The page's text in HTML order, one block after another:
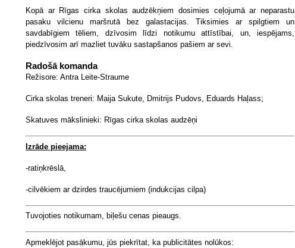
Kopā ar Rīgas cirka skolas audzēkņiem dosimies ceļojumā ar neparastu
pasaku vilcienu maršrutā bez galastacijas. Tiksimies ar spilgtiem un
savdabīgiem tēliem, dzīvosim līdzi notikumu attīstībai, un, iespējams,
piedzīvosim arī mazliet tuvāku sastapšanos pašiem ar sevi.
Radošā komanda
Režisore: Antra Leite-Straume
Cirka skolas treneri: Maija Sukute, Dmitrijs Pudovs, Eduards Haļass;
Skatuves mākslinieki: Rīgas cirka skolas audzēņi
Izrāde pieejama:
-ratiņkrēslā,
-cilvēkiem ar dzirdes traucējumiem (indukcijas cilpa)
Tuvojoties notikumam, biļešu cenas pieaugs.
Apmeklējot pasākumu, jūs piekrītat, ka publicitātes nolūkos: